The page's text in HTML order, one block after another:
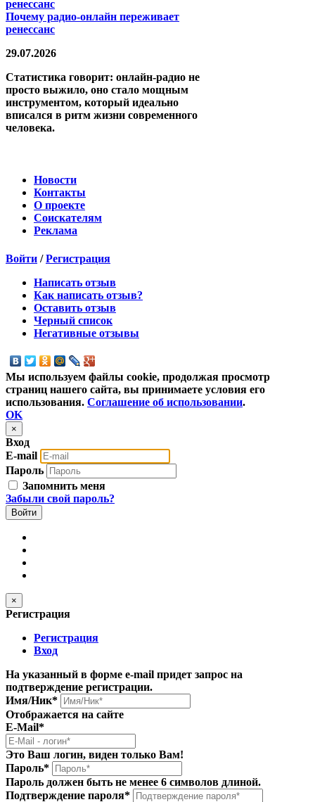
Почему радио-онлайн переживает
ренессанс
29.07.2026
Статистика говорит: онлайн-радио не
просто выжило, оно стало мощным
инструментом, который идеально
вписался в ритм жизни современного
человека.
Новости
Контакты
О проекте
Соискателям
Реклама
Войти /Регистрация
Написать отзыв
Как написать отзыв?
Оставить отзыв
Черный список
Негативные отзывы
Мы используем файлы cookie, продолжая просмотр
страниц нашего сайта, вы принимаете условия его
использования. Соглашение об использовании.
OK
×
Вход
E-mail
Пароль
Запомнить меня
Забыли свой пароль?
×
Регистрация
Регистрация
Вход
На указанный в форме e-mail придет запрос на
подтверждение регистрации.
Имя/Ник*
Отображается на сайте
E-Mail*
Это Ваш логин, виден только Вам!
Пароль*
Пароль должен быть не менее 6 символов длиной.
Подтверждение пароля*